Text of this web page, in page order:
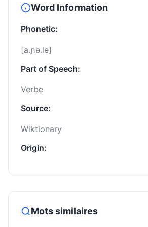
Word Information
Phonetic:
[a.ɲə.le]
Part of Speech:
Verbe
Source:
Wiktionary
Origin:
Mots similaires